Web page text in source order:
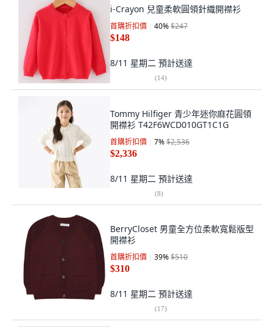
i-Crayon 兒童柔軟圓領針織開襟衫
首購折扣價 40%$247
$148
8/11 星期二 預計送達
(14)
Tommy Hilfiger 青少年迷你麻花圓領
開襟衫 T42F6WCD010GT1C1G
首購折扣價 7%$2,536
$2,336
8/11 星期二 預計送達
(8)
BerryCloset 男童全方位柔軟寬鬆版型
開襟衫
首購折扣價 39%$510
$310
8/11 星期二 預計送達
(17)